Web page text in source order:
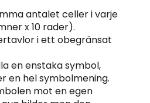
antalet celler i varje
x 10 rader).
i ett obegränsat
en enstaka symbol,
en hel symbolmening.
mot en egen